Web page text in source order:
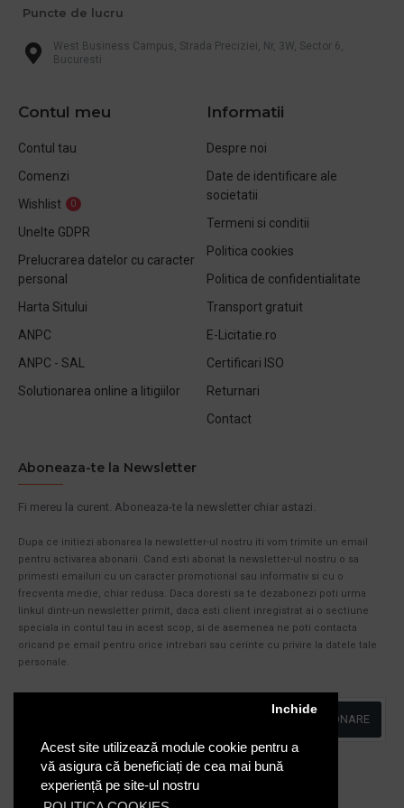
Acest site utilizează module cookie pentru a
vă asigura că beneficiați de cea mai bună
experiență pe site-ul nostru
Inchide
Puncte de lucru
West Business Campus, Strada Preciziei, Nr, 3W, Sector 6,
Bucuresti
Contul meu
Contul tau
Comenzi
Wishlist
0
Unelte GDPR
Prelucrarea datelor cu caracter
personal
Harta Sitului
ANPC
ANPC - SAL
Solutionarea online a litigiilor
Informatii
Despre noi
Date de identificare ale
societatii
Termeni si conditii
Politica cookies
Politica de confidentialitate
Transport gratuit
E-Licitatie.ro
Certificari ISO
Returnari
Contact
Aboneaza-te la Newsletter
Fi mereu la curent. Aboneaza-te la newsletter chiar astazi.
Dupa ce initiezi abonarea la newsletter-ul nostru iti vom trimite un email
pentru activarea abonarii. Cand esti abonat la newsletter-ul nostru o sa
primesti emailuri cu un caracter promotional sau informativ si cu o
frecventa medie, chiar redusa. Daca doresti sa te dezabonezi poti urma
linkul dintr-un newsletter primit, daca esti client inregistrat ai o sectiune
speciala in contul tau in acest scop, si de asemenea ne poti contacta
oricand pe email pentru orice intrebari sau cerinte cu privire la datele tale
personale.
ABONARE
Am citit şi sunt de acord cu Politica de Confidentialitate